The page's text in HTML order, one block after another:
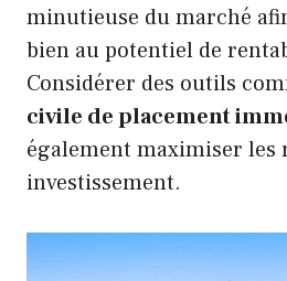
minutieuse du marché
bien au potentiel de
Considérer des outils
civile de placement
également maximiser les
investissement.